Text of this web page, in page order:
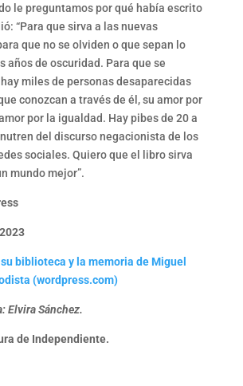
le preguntamos por qué había escrito
“Para que sirva a las nuevas
que no se olviden o que sepan lo
años de oscuridad. Para que se
miles de personas desaparecidas
conozcan a través de él, su amor por
por la igualdad. Hay pibes de 20 a
del discurso negacionista de los
sociales. Quiero que el libro sirva
mundo mejor”.
biblioteca y la memoria de Miguel
(wordpress.com)
Elvira Sánchez.
de Independiente.